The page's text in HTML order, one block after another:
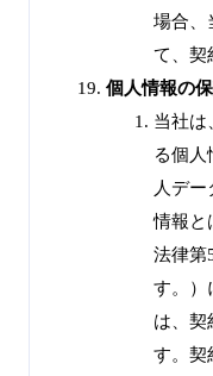
場合、
て、契
個人情報の
当社は
る個
人デ
情報と
法律第
す。）
は、契
す。契